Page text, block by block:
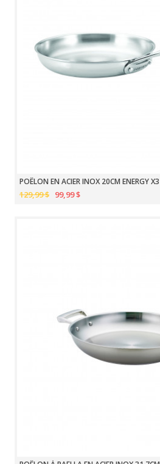
POÊLON EN ACIER INOX 20CM ENERGY X3
129,99 $ 99,99 $